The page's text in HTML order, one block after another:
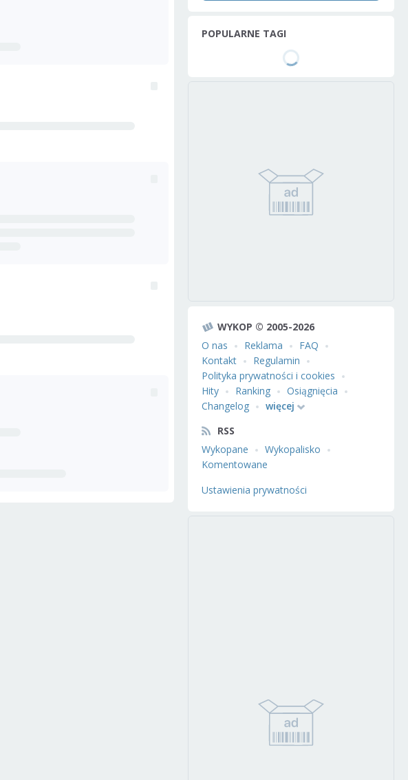
POPULARNE TAGI
WYKOP © 2005-2026
O nas
Reklama
FAQ
Kontakt
Regulamin
Polityka prywatności i cookies
Hity
Ranking
Osiągnięcia
Changelog
więcej
RSS
Wykopane
Wykopalisko
Komentowane
Ustawienia prywatności